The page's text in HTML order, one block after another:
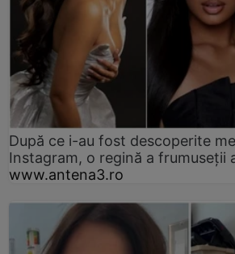
După ce i-au fost descoperite
Instagram, o regină a frumuseții
www.antena3.ro